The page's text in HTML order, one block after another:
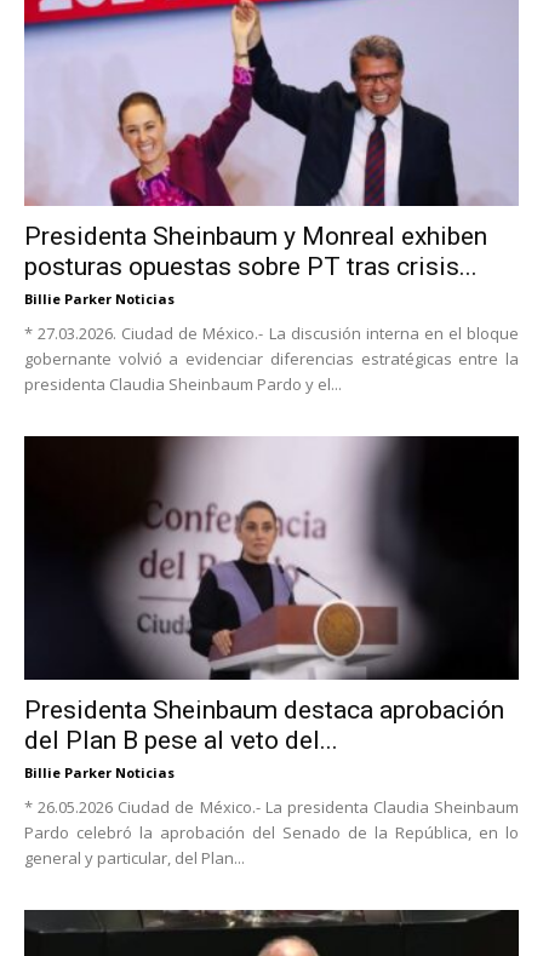
Presidenta Sheinbaum y Monreal exhiben
posturas opuestas sobre PT tras crisis...
Billie Parker Noticias
* 27.03.2026. Ciudad de México.- La discusión interna en el bloque
gobernante volvió a evidenciar diferencias estratégicas entre la
presidenta Claudia Sheinbaum Pardo y el...
Presidenta Sheinbaum destaca aprobación
del Plan B pese al veto del...
Billie Parker Noticias
* 26.05.2026 Ciudad de México.- La presidenta Claudia Sheinbaum
Pardo celebró la aprobación del Senado de la República, en lo
general y particular, del Plan...